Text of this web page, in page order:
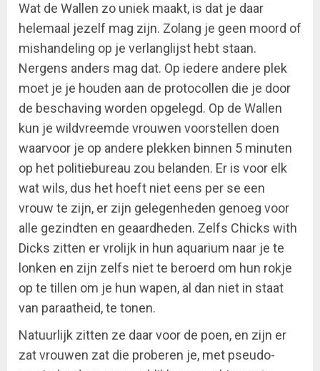
Wat de Wallen zo uniek maakt, is dat je daar
helemaal jezelf mag zijn. Zolang je geen moord of
mishandeling op je verlanglijst hebt staan.
Nergens anders mag dat. Op iedere andere plek
moet je je houden aan de protocollen die je door
de beschaving worden opgelegd. Op de Wallen
kun je wildvreemde vrouwen voorstellen doen
waarvoor je op andere plekken binnen 5 minuten
op het politiebureau zou belanden. Er is voor elk
wat wils, dus het hoeft niet eens per se een
vrouw te zijn, er zijn gelegenheden genoeg voor
alle gezindten en geaardheden. Zelfs Chicks with
Dicks zitten er vrolijk in hun aquarium naar je te
lonken en zijn zelfs niet te beroerd om hun rokje
op te tillen om je hun wapen, al dan niet in staat
van paraatheid, te tonen.
Natuurlijk zitten ze daar voor de poen, en zijn er
zat vrouwen zat die proberen je, met pseudo-